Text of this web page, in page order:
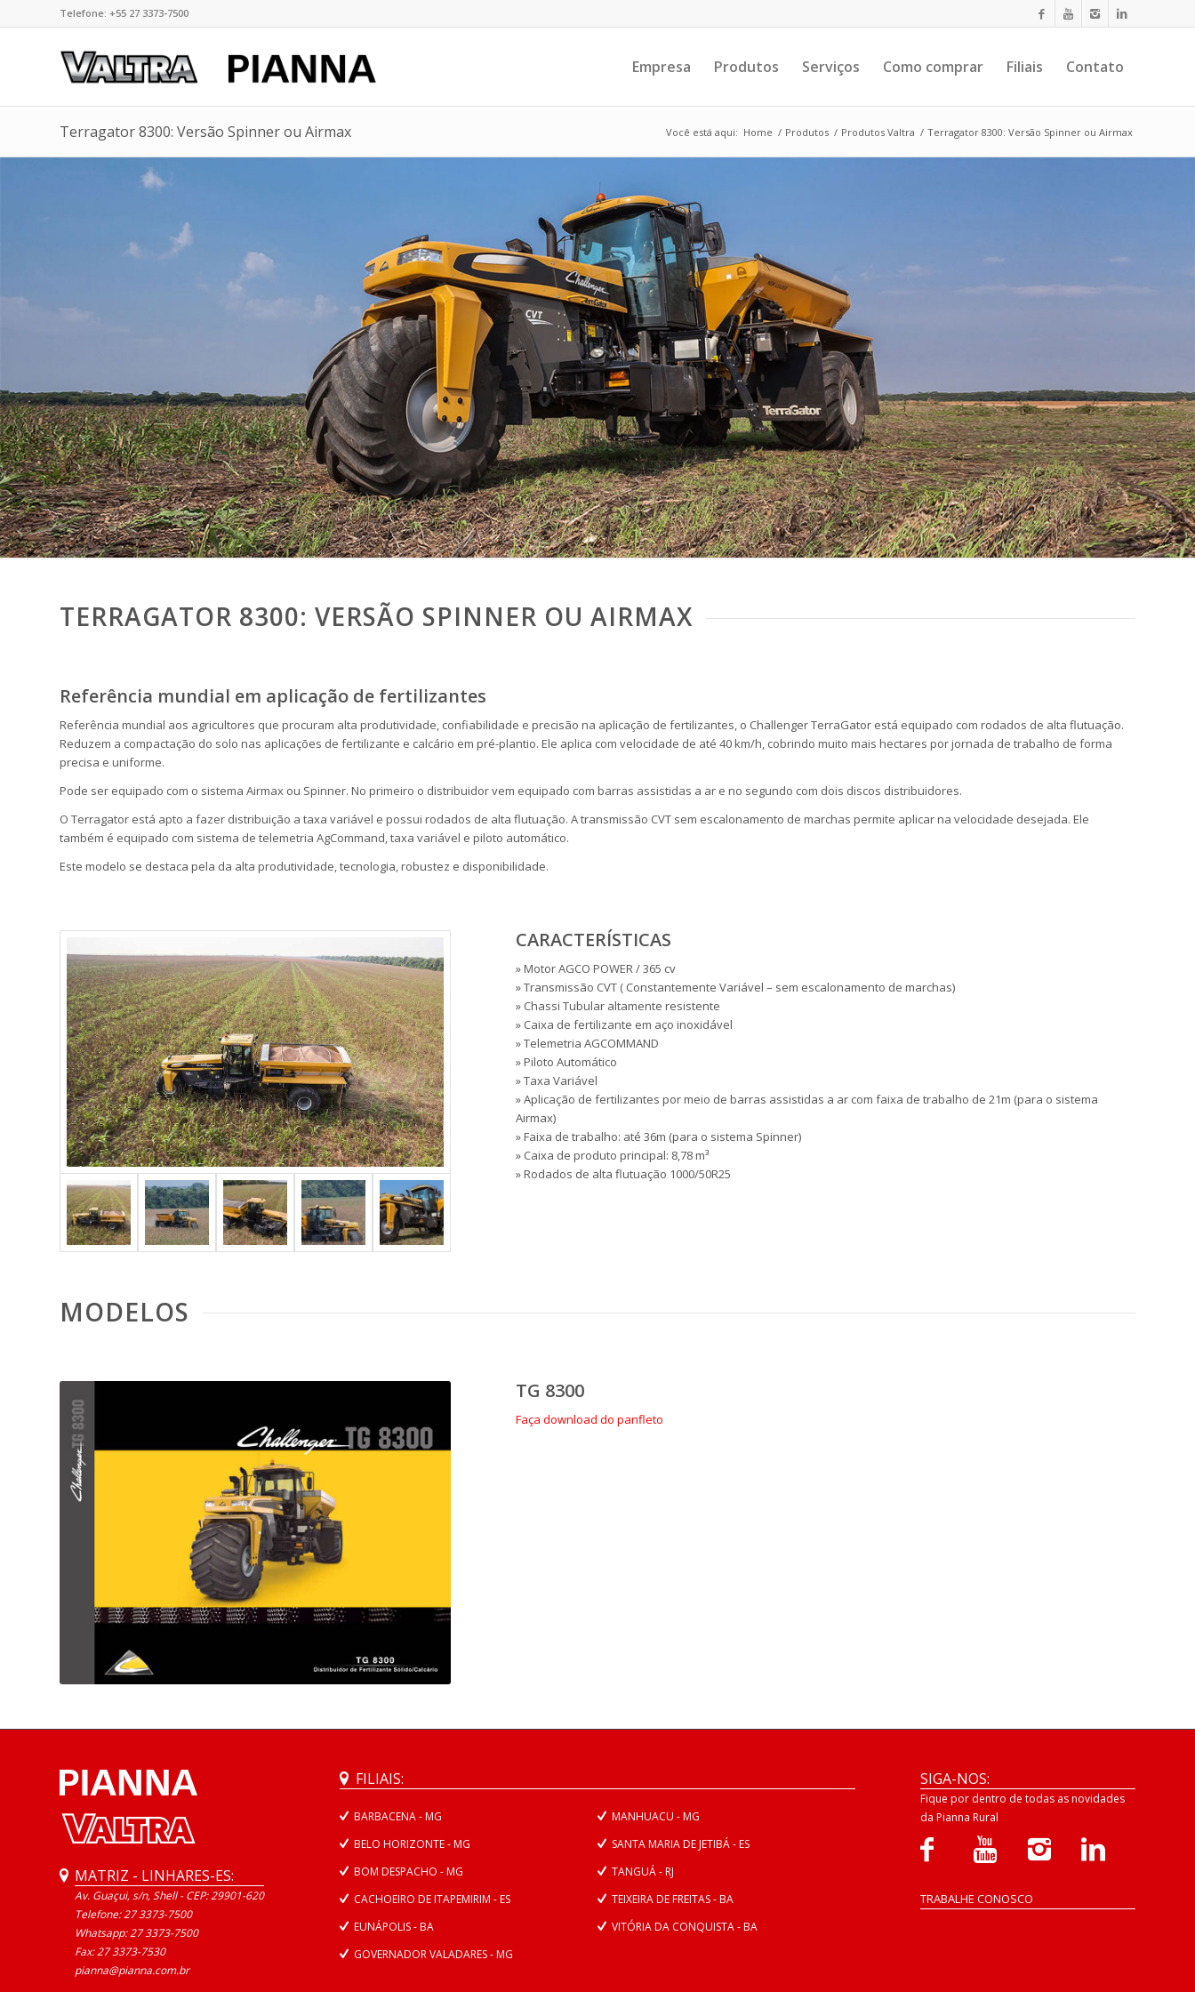
Telefone: +55 27 3373-7500
Empresa Produtos Serviços Como comprar Filiais Contato
Terragator 8300: Versão Spinner ou Airmax Você está aqui: Home / Produtos / Produtos Valtra / Terragator 8300: Versão Spinner ou Airmax
TERRAGATOR 8300: VERSÃO SPINNER OU AIRMAX
Referência mundial em aplicação de fertilizantes
Referência mundial aos agricultores que procuram alta produtividade, confiabilidade e precisão na aplicação de fertilizantes, o Challenger TerraGator está equipado com rodados de alta flutuação.
Reduzem a compactação do solo nas aplicações de fertilizante e calcário em pré-plantio. Ele aplica com velocidade de até 40 km/h, cobrindo muito mais hectares por jornada de trabalho de forma
precisa e uniforme.
Pode ser equipado com o sistema Airmax ou Spinner. No primeiro o distribuidor vem equipado com barras assistidas a ar e no segundo com dois discos distribuidores.
O Terragator está apto a fazer distribuição a taxa variável e possui rodados de alta flutuação. A transmissão CVT sem escalonamento de marchas permite aplicar na velocidade desejada. Ele
também é equipado com sistema de telemetria AgCommand, taxa variável e piloto automático.
Este modelo se destaca pela da alta produtividade, tecnologia, robustez e disponibilidade.
CARACTERÍSTICAS
» Motor AGCO POWER / 365 cv
» Transmissão CVT ( Constantemente Variável – sem escalonamento de marchas)
» Chassi Tubular altamente resistente
» Caixa de fertilizante em aço inoxidável
» Telemetria AGCOMMAND
» Piloto Automático
» Taxa Variável
» Aplicação de fertilizantes por meio de barras assistidas a ar com faixa de trabalho de 21m (para o sistema
Airmax)
» Faixa de trabalho: até 36m (para o sistema Spinner)
» Caixa de produto principal: 8,78 m³
» Rodados de alta flutuação 1000/50R25
MODELOS
TG 8300
Faça download do panfleto
MATRIZ - LINHARES-ES:
Av. Guaçui, s/n, Shell - CEP: 29901-620
Telefone: 27 3373-7500
Whatsapp:27 3373-7500
Fax: 27 3373-7530
pianna@pianna.com.br
FILIAIS:
BARBACENA - MG
BELO HORIZONTE - MG
BOM DESPACHO - MG
CACHOEIRO DE ITAPEMIRIM - ES
EUNÁPOLIS - BA
GOVERNADOR VALADARES - MG
MANHUACU - MG
SANTA MARIA DE JETIBÁ - ES
TANGUÁ - RJ
TEIXEIRA DE FREITAS - BA
VITÓRIA DA CONQUISTA - BA
SIGA-NOS:
Fique por dentro de todas as novidades
da Pianna Rural
TRABALHE CONOSCO